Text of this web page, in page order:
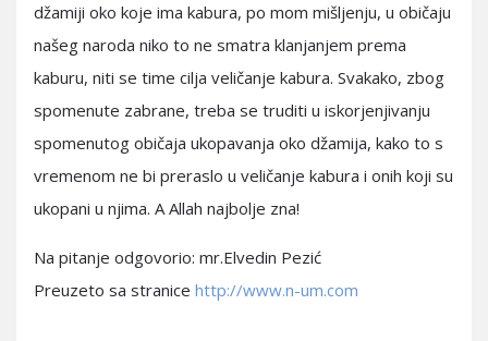
džamiji oko koje ima kabura, po mom mišljenju, u običaju
našeg naroda niko to ne smatra klanjanjem prema
kaburu, niti se time cilja veličanje kabura. Svakako, zbog
spomenute zabrane, treba se truditi u iskorjenjivanju
spomenutog običaja ukopavanja oko džamija, kako to s
vremenom ne bi preraslo u veličanje kabura i onih koji su
ukopani u njima. A Allah najbolje zna!
Na pitanje odgovorio: mr.Elvedin Pezić
Preuzeto sa stranice http://www.n-um.com